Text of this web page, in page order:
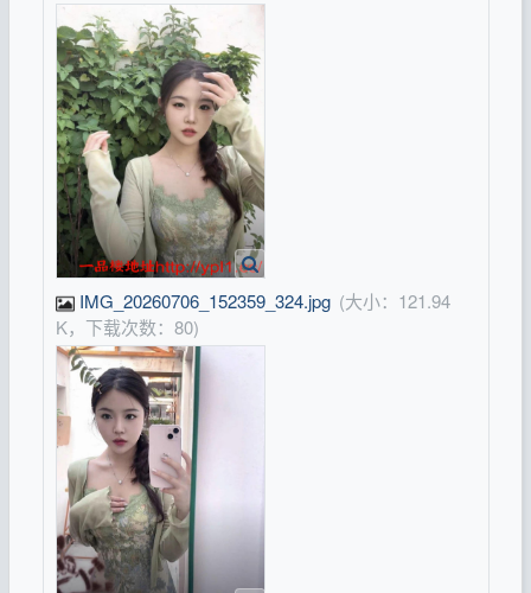
IMG_20260706_152359_324.jpg (大小：121.94
K，下载次数：80)